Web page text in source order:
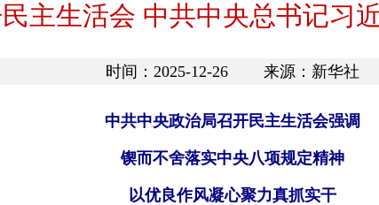
主生活会 中共中央总书记习
时间：2025-12-26 来源：新华社
中共中央政治局召开民主生活会强调
锲而不舍落实中央八项规定精神
以优良作风凝心聚力真抓实干